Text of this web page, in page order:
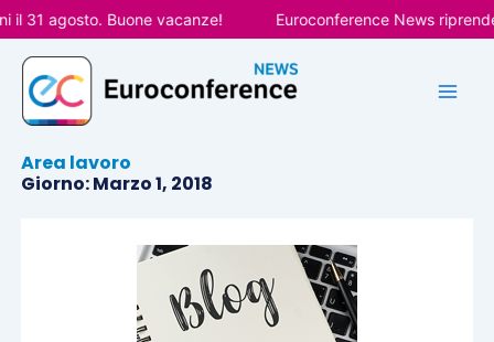
Vai
al
contenuto
agosto. Buone vacanze! Euroconference News
Area lavoro
Giorno: Marzo 1, 2018